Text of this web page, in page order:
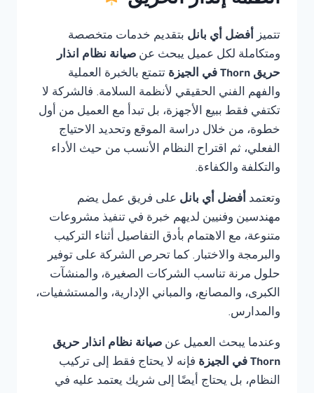
تتميز أفضل أي بانل بتقديم خدمات متخصصة
ومتكاملة لكل عميل يبحث عن صيانة نظام انذار
حريق Thorn في الجيزة
تتمتع بالخبرة العملية
والفهم الفني الحقيقي لأنظمة السلامة. فالشركة لا
تكتفي فقط ببيع الأجهزة، بل تبدأ مع العميل من أول
خطوة، من خلال دراسة الموقع وتحديد الاحتياج
الفعلي، ثم اقتراح النظام الأنسب من حيث الأداء
والتكلفة والكفاءة.
وتعتمد أفضل أي بانل على فريق عمل يضم
مهندسين وفنيين لديهم خبرة في تنفيذ مشروعات
متنوعة، مع الاهتمام بأدق التفاصيل أثناء التركيب
والبرمجة والاختبار. كما تحرص الشركة على توفير
حلول مرنة تناسب الشركات الصغيرة، والمنشآت
الكبرى، والمصانع، والمباني الإدارية، والمستشفيات،
والمدارس.
وعندما يبحث العميل عن صيانة نظام انذار حريق
Thorn في الجيزة
فإنه لا يحتاج فقط إلى تركيب
النظام، بل يحتاج أيضًا إلى شريك يعتمد عليه في